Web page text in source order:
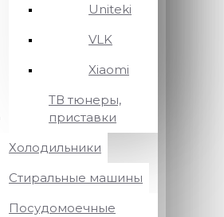
Uniteki
VLK
Xiaomi
ТВ тюнеры,
приставки
Холодильники
Стиральные машины
Посудомоечные